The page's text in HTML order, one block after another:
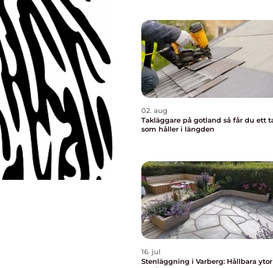
02. aug
Takläggare på gotland så får du ett tak
som håller i längden
16. jul
Stenläggning i Varberg: Hållbara ytor